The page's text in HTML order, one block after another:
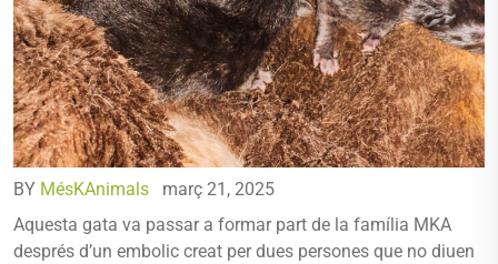
BY MésKAnimals
març 21, 2025
Aquesta gata va passar a formar part de la família MKA
després d’un embolic creat per dues persones que no diuen